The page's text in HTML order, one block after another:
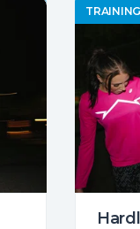
TRAINING